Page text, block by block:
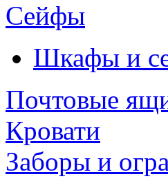
Сейфы
Шкафы и
Почтовые
Кровати
Заборы и